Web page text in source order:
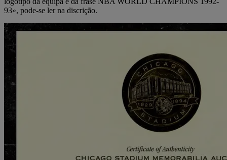
93», pode-se ler na discrição.